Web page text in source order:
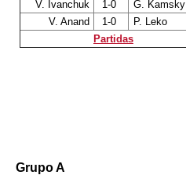
V. Ivanchuk
1-0
G. Kamsky
V. Anand
1-0
P. Leko
Partidas
Grupo A